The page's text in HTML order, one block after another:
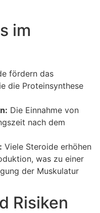
im
fördern das
die Proteinsynthese
Die Einnahme von
nach dem
Viele Steroide erhöhen
was zu einer
der Muskulatur
Risiken